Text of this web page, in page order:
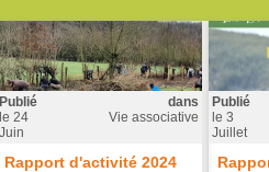
Publié
le 24
Juin
dans
Vie associative
Rapport d'activité 2024
Publié
le 3
Juillet